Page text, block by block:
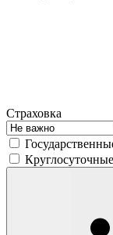
Страховка
Круглосуточные